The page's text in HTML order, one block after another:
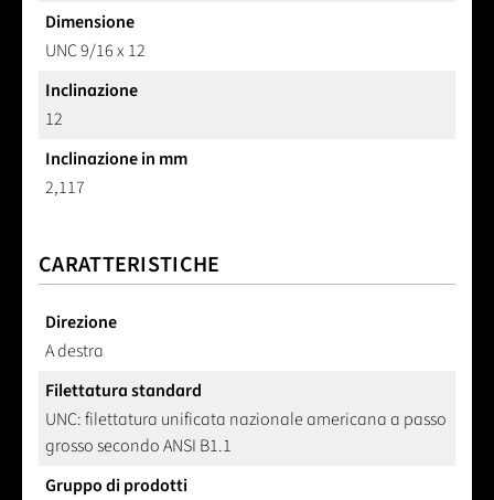
Dimensione
UNC 9/16 x 12
Inclinazione
12
Inclinazione in mm
2,117
CARATTERISTICHE
Direzione
A destra
Filettatura standard
UNC: filettatura unificata nazionale americana a passo
grosso secondo ANSI B1.1
Gruppo di prodotti